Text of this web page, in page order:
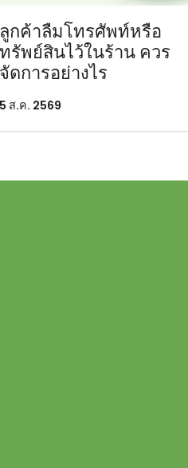
ลูกค้าลืมโทรศัพท์หรือ
ทรัพย์สินไว้ในร้าน ควร
จัดการอย่างไร
5 ส.ค. 2569